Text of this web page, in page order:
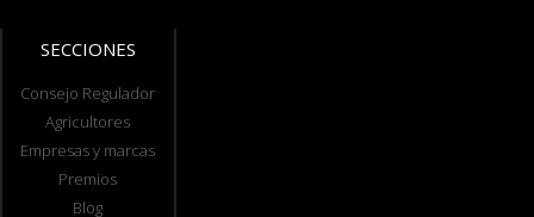
SECCIONES
Consejo Regulador
Agricultores
Empresas y marcas
Premios
Blog